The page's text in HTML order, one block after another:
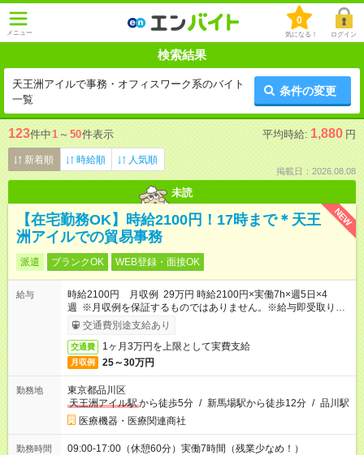
メニュー
0
気になる！ ログイン
検索結果
天王洲アイルで事務・オフィスワーク系のバイト
一覧
条件の変更
123件中1 ～ 50件表示 平均時給: 1,880 円
新着順 時給順 人気順
掲載日：2026.08.08
未読
NEW
【在宅勤務OK】時給2100円！17時まで＊天王
洲アイルでの貿易事務
派遣 ブランクOK WEB登録・面接OK
給与
時給2100円 月収例 29万円 時給2100円×実働7h×週5日×4
週 ※月収例を保証するものではありません。※給与即受取りサ
ービス利用可（利用条件有）
交通費別途支給あり
交通費 1ヶ月3万円を上限として実費支給
月収例 25～30万円
勤務地
東京都品川区
天王洲アイル駅から徒歩5分 / 新馬場駅から徒歩12分 / 品川駅
医療機器・医療関連商社
勤務時間 09:00-17:00（休憩60分）実働7時間（残業少なめ！）